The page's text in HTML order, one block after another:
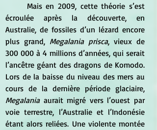
écroulée après la découverte, en
Australie, de fossiles d’un lézard encore
plus grand, Megalania prisca, vieux de
300 000 à 4 millions d’années, qui serait
l’ancêtre géant des dragons de Komodo.
Lors de la baisse du niveau des mers au
Megalania aurait migré vers l’ouest par
voie terrestre, l’Australie et l’Indonésie
étant alors reliées. Une violente montée